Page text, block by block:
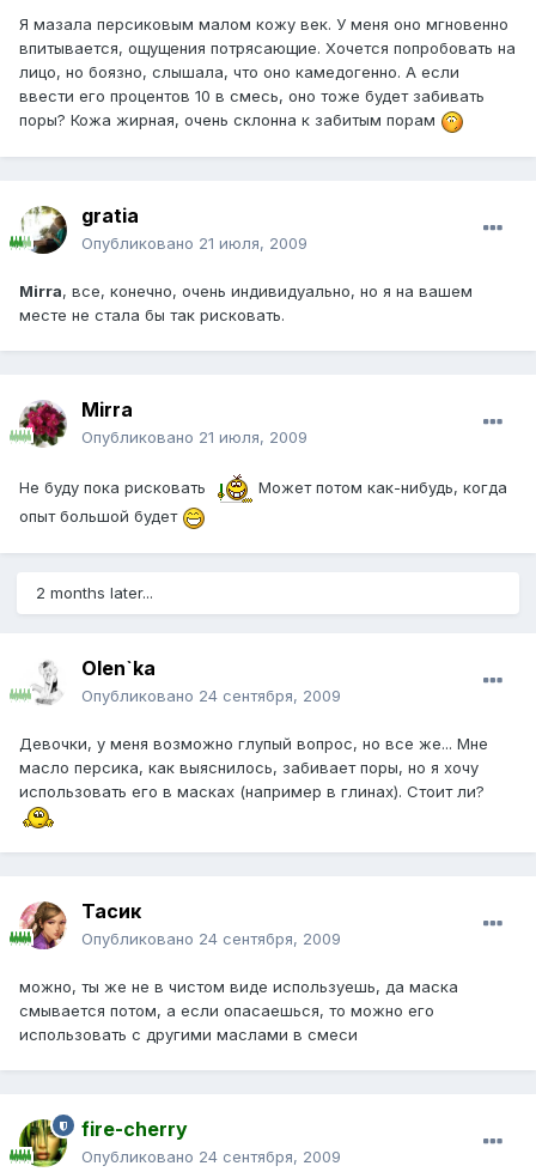
Я мазала персиковым малом кожу век. У меня оно мгновенно
впитывается, ощущения потрясающие. Хочется попробовать на
лицо, но боязно, слышала, что оно камедогенно. А если
ввести его процентов 10 в смесь, оно тоже будет забивать
поры? Кожа жирная, очень склонна к забитым порам
gratia
Опубликовано 21 июля, 2009
Mirra, все, конечно, очень индивидуально, но я на вашем
месте не стала бы так рисковать.
Mirra
Опубликовано 21 июля, 2009
Не буду пока рисковать
Может потом как-нибудь, когда
опыт большой будет
2 months later...
Olen`ka
Опубликовано 24 сентября, 2009
Девочки, у меня возможно глупый вопрос, но все же... Мне
масло персика, как выяснилось, забивает поры, но я хочу
использовать его в масках (например в глинах). Стоит ли?
Тасик
Опубликовано 24 сентября, 2009
можно, ты же не в чистом виде используешь, да маска
смывается потом, а если опасаешься, то можно его
использовать с другими маслами в смеси
fire-cherry
Опубликовано 24 сентября, 2009